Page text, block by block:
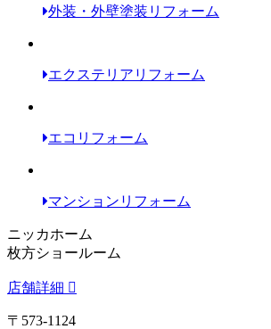
外装・外壁塗装リフォーム
エクステリアリフォーム
エコリフォーム
マンションリフォーム
ニッカホーム
枚方ショールーム
店舗詳細
〒573-1124